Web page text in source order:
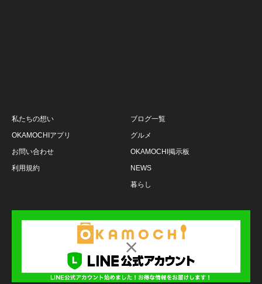
私たちの想い
OKAMOCHIアプリ
お問い合わせ
利用規約
ブログ一覧
グルメ
OKAMOCHI掲示板
NEWS
暮らし